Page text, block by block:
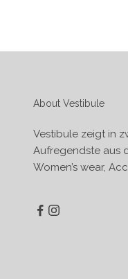
About Vestibule
Vestibule zeigt in
Aufregendste aus
Women’s wear,